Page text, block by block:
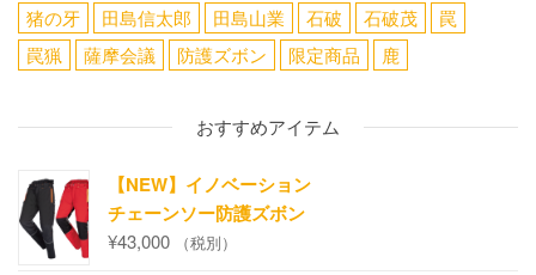
猪の牙
田島信太郎 田島山業 石破 石破茂
罠
罠猟
薩摩会議 防護ズボン 限定商品 鹿
おすすめアイテム
【NEW】イノベーション
チェーンソー防護ズボン
¥43,000 （税別）